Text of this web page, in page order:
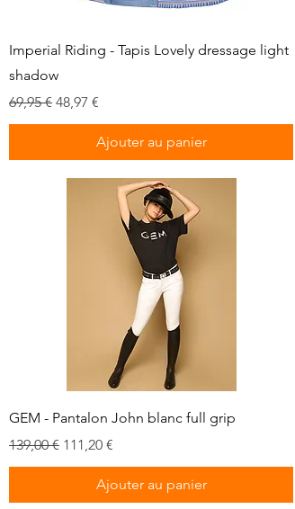
Aperçu rapide
Imperial Riding - Tapis Lovely dressage light
shadow
Prix original
69,95 € Prix promotionnel
48,97 €
Ajouter au panier
Aperçu rapide
GEM - Pantalon John blanc full grip
Prix original
139,00 € Prix promotionnel
111,20 €
Ajouter au panier